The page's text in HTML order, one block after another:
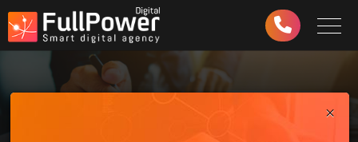
Toggle navigation
03-
997 ×